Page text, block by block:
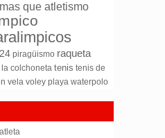
mas que atletismo
piragüismo raqueta
colchoneta tenis tenis de
vela voley playa waterpolo
atleta